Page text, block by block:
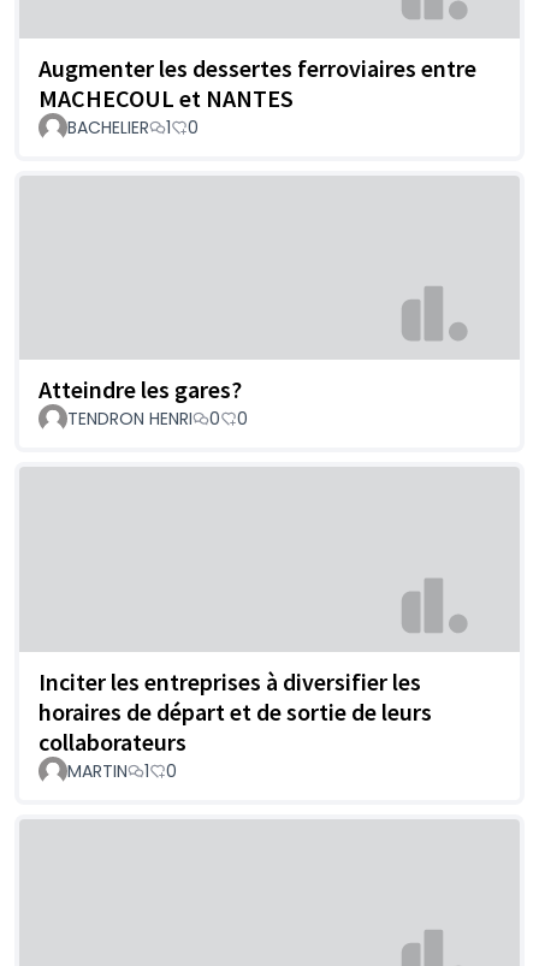
Augmenter les dessertes ferroviaires entre
MACHECOUL et NANTES
BACHELIER 1 0
Atteindre les gares?
TENDRON HENRI 0 0
Inciter les entreprises à diversifier les
horaires de départ et de sortie de leurs
collaborateurs
MARTIN 1 0